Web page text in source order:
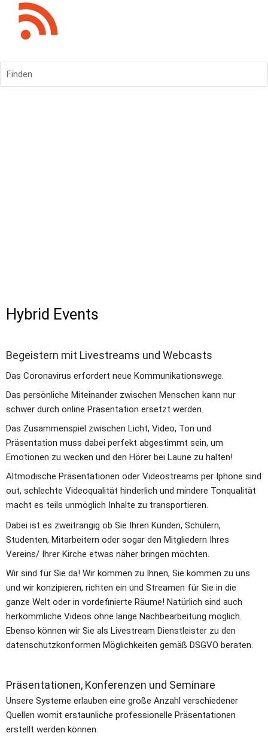
Finden
Hybrid Events
Begeistern mit Livestreams und Webcasts
Das Coronavirus erfordert neue Kommunikationswege.
Das persönliche Miteinander zwischen Menschen kann nur
schwer durch online Präsentation ersetzt werden.
Das Zusammenspiel zwischen Licht, Video, Ton und
Präsentation muss dabei perfekt abgestimmt sein, um
Emotionen zu wecken und den Hörer bei Laune zu halten!
Altmodische Präsentationen oder Videostreams per Iphone sind
out, schlechte Videoqualität hinderlich und mindere Tonqualität
macht es teils unmöglich Inhalte zu transportieren.
Dabei ist es zweitrangig ob Sie Ihren Kunden, Schülern,
Studenten, Mitarbeitern oder sogar den Mitgliedern Ihres
Vereins/ Ihrer Kirche etwas näher bringen möchten.
Wir sind für Sie da! Wir kommen zu Ihnen, Sie kommen zu uns
und wir konzipieren, richten ein und Streamen für Sie in die
ganze Welt oder in vordefinierte Räume! Natürlich sind auch
herkömmliche Videos ohne lange Nachbearbeitung möglich.
Ebenso können wir Sie als Livestream Dienstleister zu den
datenschutzkonformen Möglichkeiten gemäß DSGVO beraten.
P​​räsentationen, Konferenzen und Seminare
Unsere Systeme erlauben eine große Anzahl verschiedener
Quellen womit erstaunliche professionelle Präsentationen
erstellt werden können.